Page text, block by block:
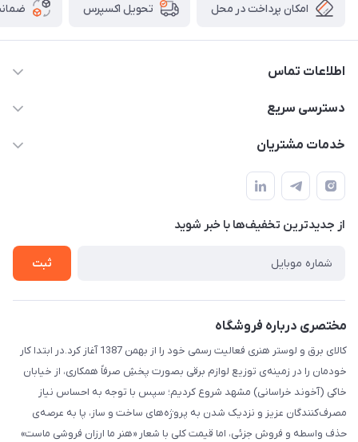
امکان پرداخت در محل تحویل اکسپرس
اطلاعات تماس
۰۵۱-۳۵۱۴۸۰۰۰
دسترسی سریع
حساب کاربری
لیست محصولات
درباره ما
خدمات مشتریان
سامانه پیگیری مرسولات اداره پست
سوالات متداول
قوانین و مقررات
حریم خصوصی
از جدید‌ترین تخفیف‌ها با‌ خبر شوید
ثبت
مختصری درباره فروشگاه
کالای برق و لوستر هنری فعالیت رسمی خود را از بهمن 1387 آغاز کرد.در ابتدا کار
خودمان را در زمینه‌ی توزیع لوازم برقی بصورت پخشِ صرفاً همکاری، از خیابان
خاکی (آخوند خراسانی) مشهد شروع کردیم؛ سپس با توجه به احساس نیاز
مصرف‌کنندگان عزیز و نزدیک شدن به پروژه‌های ساخت و ساز، پا به عرصه‌ی
حذف واسطه و فروش جزئی، اما قیمت کلی با شعار «هنر ما ارزان فروشی ماست»